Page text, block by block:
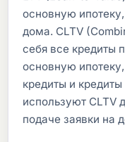
основную
дома. CLTV
себя все кредиты
основную
кредиты и
используют CLTV
подаче заявки на